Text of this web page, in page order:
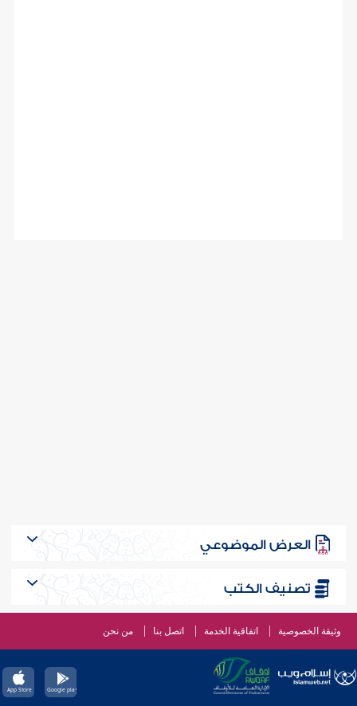
العرض الموضوعي
تصنيف الكتب
وثيقة الخصوصية اتفاقية الخدمة اتصل بنا من نحن